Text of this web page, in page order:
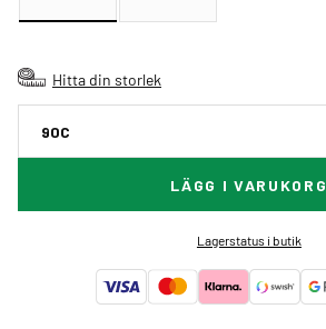
Hitta din storlek
90C
LÄGG I VARUKORG
Lagerstatus i butik